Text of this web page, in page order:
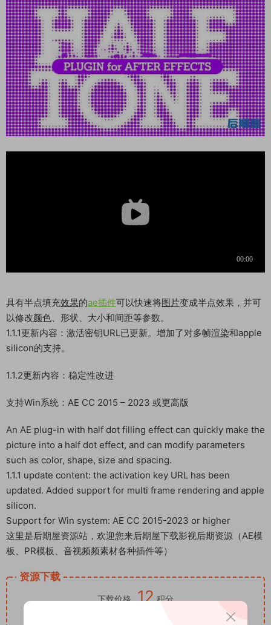
具有半点填充效果的ae插件可以快速将图片变成半点效果，并可
以修改颜色 、形状、大小和间距等参数。
1.1.1更新内容：激活密钥URL已更新。增加了对多帧渲染和apple
silicon的支持。
1.1.2更新内容：稳定性改进
支持Win系统：AE CC 2015 – 2023 或更高版
An AE plug-in with half dot filling effect can quickly make the
picture into a half dot effect, and can modify parameters
such as color, shape, size and spacing.
1.1.1 update content: the activation key URL has been
updated. Added support for multi frame rendering and apple
silicon.
Support for Win system: AE CC 2015-2023 or higher
这里是后期屋资源站，欢迎您来后期屋下载影视后期资源（AE模
板、PR模板、音视频频素材各种插件等）
资源下载
下载价格 12积分